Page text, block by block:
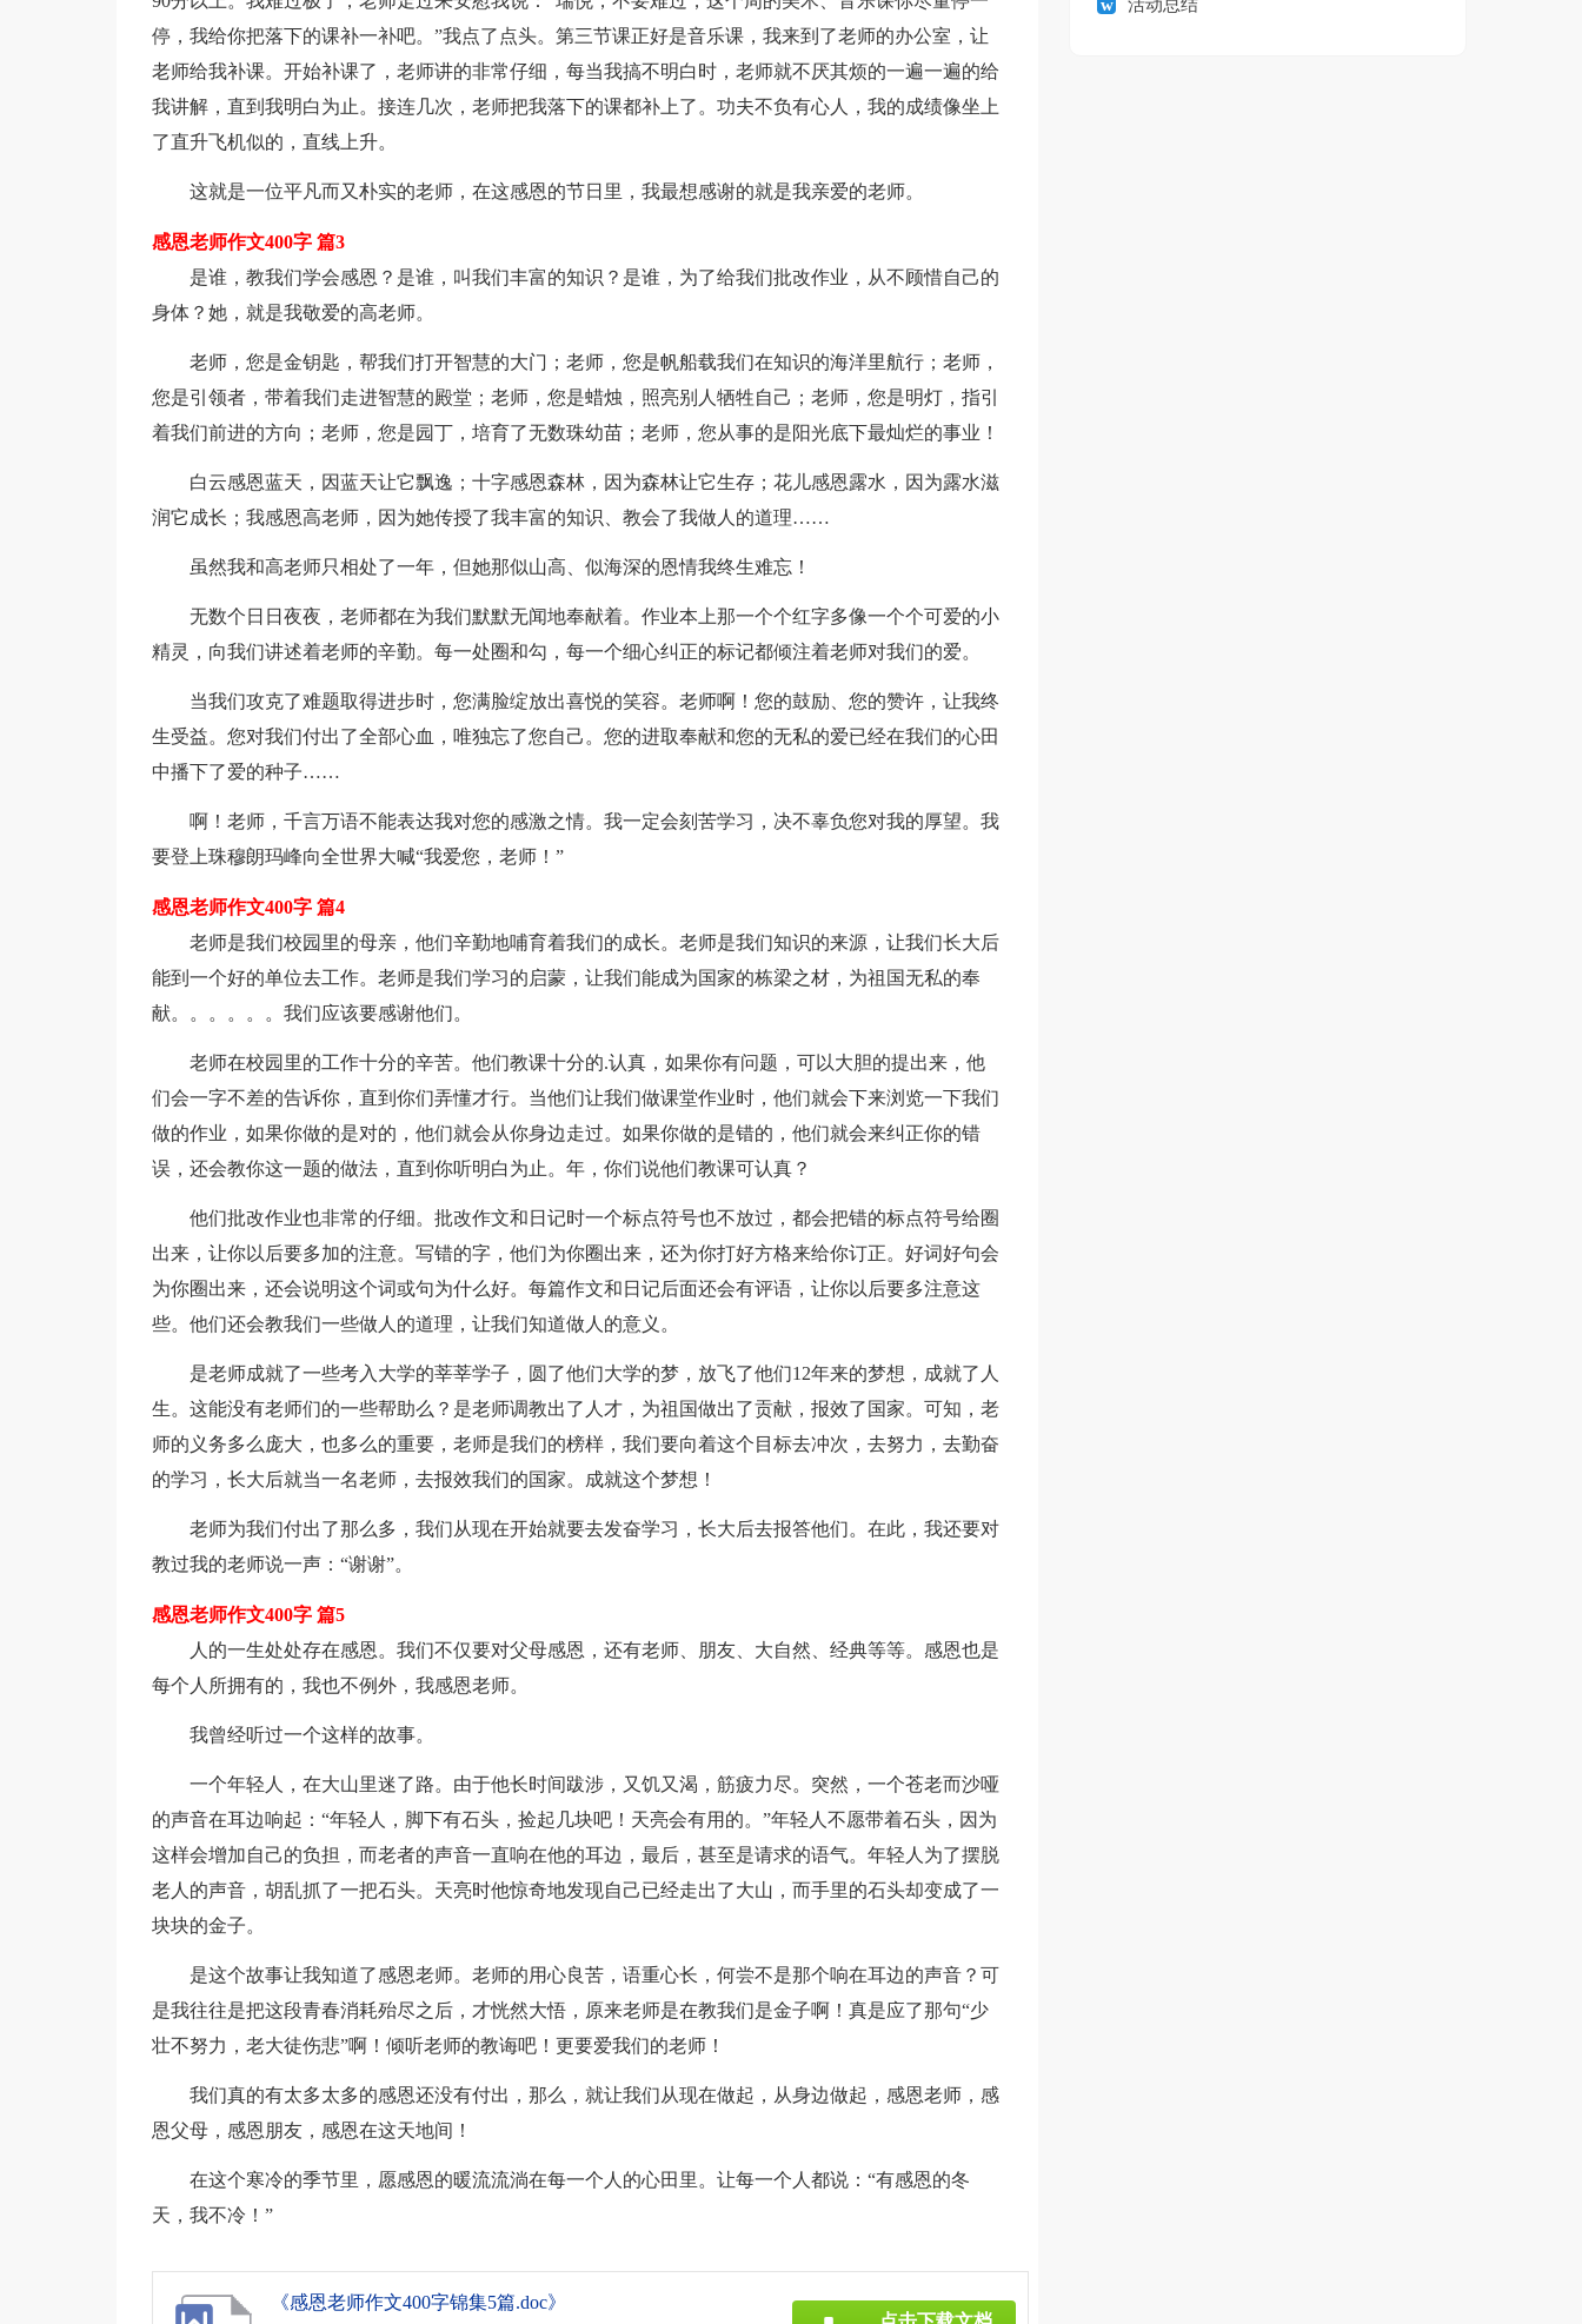
停，我给你把落下的课补一补吧。”我点了点头。第三节课正好是音乐课，我来到了老师的办公室，让
老师给我补课。开始补课了，老师讲的非常仔细，每当我搞不明白时，老师就不厌其烦的一遍一遍的给
我讲解，直到我明白为止。接连几次，老师把我落下的课都补上了。功夫不负有心人，我的成绩像坐上
了直升飞机似的，直线上升。
这就是一位平凡而又朴实的老师，在这感恩的节日里，我最想感谢的就是我亲爱的老师。
感恩老师作文400字 篇3
是谁，教我们学会感恩？是谁，叫我们丰富的知识？是谁，为了给我们批改作业，从不顾惜自己的
身体？她，就是我敬爱的高老师。
老师，您是金钥匙，帮我们打开智慧的大门；老师，您是帆船载我们在知识的海洋里航行；老师，
您是引领者，带着我们走进智慧的殿堂；老师，您是蜡烛，照亮别人牺牲自己；老师，您是明灯，指引
着我们前进的方向；老师，您是园丁，培育了无数珠幼苗；老师，您从事的是阳光底下最灿烂的事业！
白云感恩蓝天，因蓝天让它飘逸；十字感恩森林，因为森林让它生存；花儿感恩露水，因为露水滋
润它成长；我感恩高老师，因为她传授了我丰富的知识、教会了我做人的道理……
虽然我和高老师只相处了一年，但她那似山高、似海深的恩情我终生难忘！
无数个日日夜夜，老师都在为我们默默无闻地奉献着。作业本上那一个个红字多像一个个可爱的小
精灵，向我们讲述着老师的辛勤。每一处圈和勾，每一个细心纠正的标记都倾注着老师对我们的爱。
当我们攻克了难题取得进步时，您满脸绽放出喜悦的笑容。老师啊！您的鼓励、您的赞许，让我终
生受益。您对我们付出了全部心血，唯独忘了您自己。您的进取奉献和您的无私的爱已经在我们的心田
中播下了爱的种子……
啊！老师，千言万语不能表达我对您的感激之情。我一定会刻苦学习，决不辜负您对我的厚望。我
要登上珠穆朗玛峰向全世界大喊“我爱您，老师！”
感恩老师作文400字 篇4
老师是我们校园里的母亲，他们辛勤地哺育着我们的成长。老师是我们知识的来源，让我们长大后
能到一个好的单位去工作。老师是我们学习的启蒙，让我们能成为国家的栋梁之材，为祖国无私的奉
献。。。。。。我们应该要感谢他们。
老师在校园里的工作十分的辛苦。他们教课十分的.认真，如果你有问题，可以大胆的提出来，他
们会一字不差的告诉你，直到你们弄懂才行。当他们让我们做课堂作业时，他们就会下来浏览一下我们
做的作业，如果你做的是对的，他们就会从你身边走过。如果你做的是错的，他们就会来纠正你的错
误，还会教你这一题的做法，直到你听明白为止。年，你们说他们教课可认真？
他们批改作业也非常的仔细。批改作文和日记时一个标点符号也不放过，都会把错的标点符号给圈
出来，让你以后要多加的注意。写错的字，他们为你圈出来，还为你打好方格来给你订正。好词好句会
为你圈出来，还会说明这个词或句为什么好。每篇作文和日记后面还会有评语，让你以后要多注意这
些。他们还会教我们一些做人的道理，让我们知道做人的意义。
是老师成就了一些考入大学的莘莘学子，圆了他们大学的梦，放飞了他们12年来的梦想，成就了人
生。这能没有老师们的一些帮助么？是老师调教出了人才，为祖国做出了贡献，报效了国家。可知，老
师的义务多么庞大，也多么的重要，老师是我们的榜样，我们要向着这个目标去冲次，去努力，去勤奋
的学习，长大后就当一名老师，去报效我们的国家。成就这个梦想！
老师为我们付出了那么多，我们从现在开始就要去发奋学习，长大后去报答他们。在此，我还要对
教过我的老师说一声：“谢谢”。
感恩老师作文400字 篇5
人的一生处处存在感恩。我们不仅要对父母感恩，还有老师、朋友、大自然、经典等等。感恩也是
每个人所拥有的，我也不例外，我感恩老师。
我曾经听过一个这样的故事。
一个年轻人，在大山里迷了路。由于他长时间跋涉，又饥又渴，筋疲力尽。突然，一个苍老而沙哑
的声音在耳边响起：“年轻人，脚下有石头，捡起几块吧！天亮会有用的。”年轻人不愿带着石头，因为
这样会增加自己的负担，而老者的声音一直响在他的耳边，最后，甚至是请求的语气。年轻人为了摆脱
老人的声音，胡乱抓了一把石头。天亮时他惊奇地发现自己已经走出了大山，而手里的石头却变成了一
块块的金子。
是这个故事让我知道了感恩老师。老师的用心良苦，语重心长，何尝不是那个响在耳边的声音？可
是我往往是把这段青春消耗殆尽之后，才恍然大悟，原来老师是在教我们是金子啊！真是应了那句“少
壮不努力，老大徒伤悲”啊！倾听老师的教诲吧！更要爱我们的老师！
我们真的有太多太多的感恩还没有付出，那么，就让我们从现在做起，从身边做起，感恩老师，感
恩父母，感恩朋友，感恩在这天地间！
在这个寒冷的季节里，愿感恩的暖流流淌在每一个人的心田里。让每一个人都说：“有感恩的冬
天，我不冷！”
《感恩老师作文400字锦集5篇.doc》
活动总结